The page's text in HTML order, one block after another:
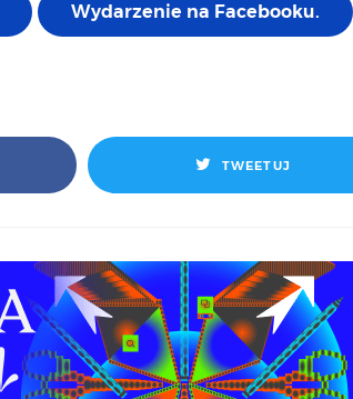
Wydarzenie na Facebooku.
TWEETUJ